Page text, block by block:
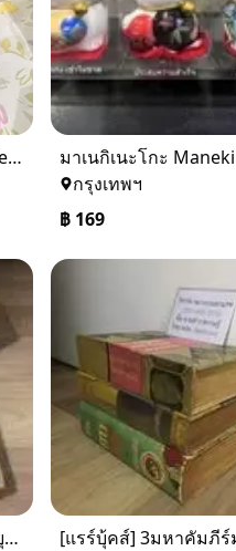
มาเนกิเนะโกะ Maneki Neko "แมวกวักนำโชค 149 บาท"
กรุงเทพฯ
฿ 169
สูตร๔๐ประการ ของมหาบุรุษ / วิเทศกรณีย์(2513)